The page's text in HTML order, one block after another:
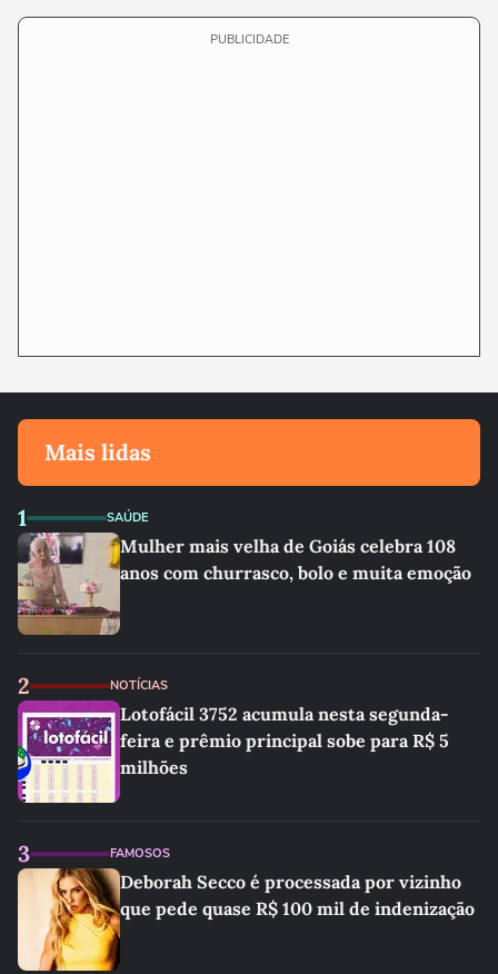
PUBLICIDADE
Mais lidas
1 SAÚDE
Mulher mais velha de Goiás celebra 108
anos com churrasco, bolo e muita emoção
2 NOTÍCIAS
Lotofácil 3752 acumula nesta segunda-
feira e prêmio principal sobe para R$ 5
milhões
3 FAMOSOS
Deborah Secco é processada por vizinho
que pede quase R$ 100 mil de indenização